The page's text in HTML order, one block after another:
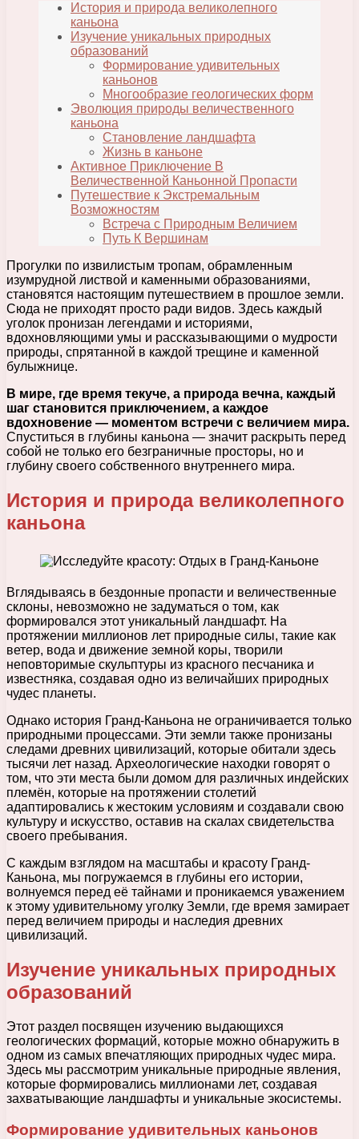
История и природа великолепного
каньона
Изучение уникальных природных
образований
Формирование удивительных
каньонов
Многообразие геологических форм
Эволюция природы величественного
каньона
Становление ландшафта
Жизнь в каньоне
Активное Приключение В
Величественной Каньонной Пропасти
Путешествие к Экстремальным
Возможностям
Встреча с Природным Величием
Путь К Вершинам
Прогулки по извилистым тропам, обрамленным
изумрудной листвой и каменными образованиями,
становятся настоящим путешествием в прошлое земли.
Сюда не приходят просто ради видов. Здесь каждый
уголок пронизан легендами и историями,
вдохновляющими умы и рассказывающими о мудрости
природы, спрятанной в каждой трещине и каменной
булыжнице.
В мире, где время текуче, а природа вечна, каждый
шаг становится приключением, а каждое
вдохновение — моментом встречи с величием мира.
Спуститься в глубины каньона — значит раскрыть перед
собой не только его безграничные просторы, но и
глубину своего собственного внутреннего мира.
История и природа великолепного
каньона
Вглядываясь в бездонные пропасти и величественные
склоны, невозможно не задуматься о том, как
формировался этот уникальный ландшафт. На
протяжении миллионов лет природные силы, такие как
ветер, вода и движение земной коры, творили
неповторимые скульптуры из красного песчаника и
известняка, создавая одно из величайших природных
чудес планеты.
Однако история Гранд-Каньона не ограничивается только
природными процессами. Эти земли также пронизаны
следами древних цивилизаций, которые обитали здесь
тысячи лет назад. Археологические находки говорят о
том, что эти места были домом для различных индейских
племён, которые на протяжении столетий
адаптировались к жестоким условиям и создавали свою
культуру и искусство, оставив на скалах свидетельства
своего пребывания.
С каждым взглядом на масштабы и красоту Гранд-
Каньона, мы погружаемся в глубины его истории,
волнуемся перед её тайнами и проникаемся уважением
к этому удивительному уголку Земли, где время замирает
перед величием природы и наследия древних
цивилизаций.
Изучение уникальных природных
образований
Этот раздел посвящен изучению выдающихся
геологических формаций, которые можно обнаружить в
одном из самых впечатляющих природных чудес мира.
Здесь мы рассмотрим уникальные природные явления,
которые формировались миллионами лет, создавая
захватывающие ландшафты и уникальные экосистемы.
Формирование удивительных каньонов